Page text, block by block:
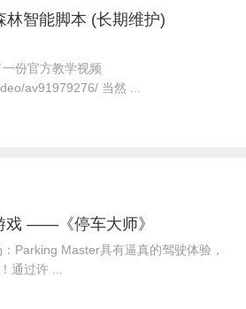
林智能脚本 (长期维护)
份官方教学视频
av91979276/ 当然 ...
戏 ——《停车大师》
Parking Master具有逼真的驾驶体验，
通过许 ...